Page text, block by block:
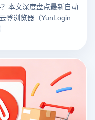
本文深度盘点最新自动
登浏览器（YunLogin）
风控限制，将邮箱注册
通的实战方案！